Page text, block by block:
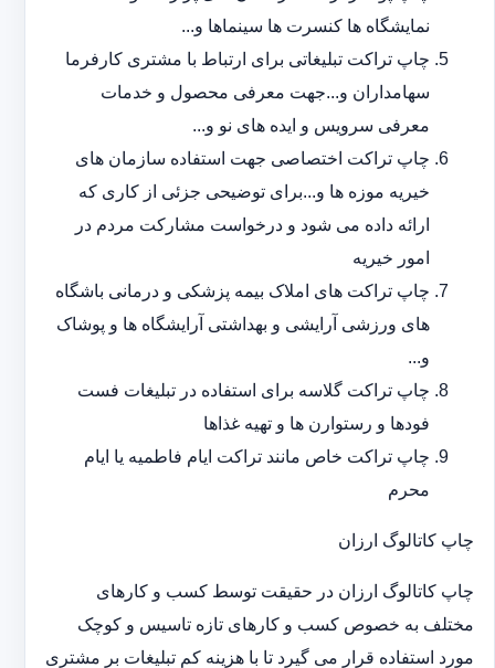
نمایشگاه ها کنسرت ها سینماها و...
چاپ تراکت تبلیغاتی برای ارتباط با مشتری کارفرما
سهامداران و...جهت معرفی محصول و خدمات
معرفی سرویس و ایده های نو و...
چاپ تراکت اختصاصی جهت استفاده سازمان های
خیریه موزه ها و...برای توضیحی جزئی از کاری که
ارائه داده می شود و درخواست مشارکت مردم در
امور خیریه
چاپ تراکت های املاک بیمه پزشکی و درمانی باشگاه
های ورزشی آرایشی و بهداشتی آرایشگاه ها و پوشاک
و...
چاپ تراکت گلاسه برای استفاده در تبلیغات فست
فودها و رستوارن ها و تهیه غذاها
چاپ تراکت خاص مانند تراکت ایام فاطمیه یا ایام
محرم
چاپ کاتالوگ ارزان
چاپ کاتالوگ ارزان در حقیقت توسط کسب و کارهای
مختلف به خصوص کسب و کارهای تازه تاسیس و کوچک
مورد استفاده قرار می گیرد تا با هزینه کم تبلیغات بر مشتری